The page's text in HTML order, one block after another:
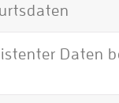
Daten